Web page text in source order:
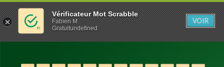
Vérificateur Mot Scrabble
Fabien M
Gratuitundefined
VOIR